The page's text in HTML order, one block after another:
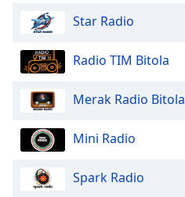
Opacity
Text
Background
Color
Opacity
Star Radio
Radio TIM Bitola
Merak Radio Bitola
Mini Radio
Spark Radio